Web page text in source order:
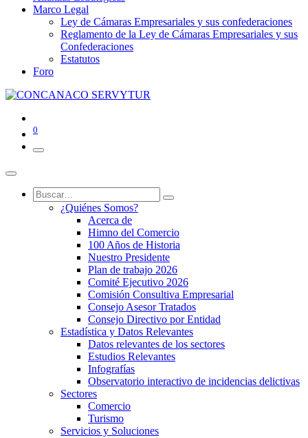
Marco Legal
Ley de Cámaras Empresariales y sus confederaciones
Reglamento de la Ley de Cámaras Empresariales y sus
Confederaciones
Estatutos
Foro
0
¿Quiénes Somos?
Acerca de
Himno del Comercio
100 Años de Historia
Nuestro Presidente
Plan de trabajo 2026
Comité Ejecutivo 2026
Comisión Consultiva Empresarial
Consejo Asesor Tratados
Consejo Directivo por Entidad
Estadística y Datos Relevantes
Datos relevantes de los sectores
Estudios Relevantes
Infografías
Observatorio interactivo de incidencias delictivas
Sectores
Comercio
Turismo
Servicios y Soluciones